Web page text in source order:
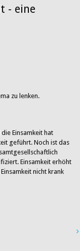
- eine
zu lenken.
Einsamkeit hat
geführt. Noch ist das
Einsamkeit erhöht
nicht krank